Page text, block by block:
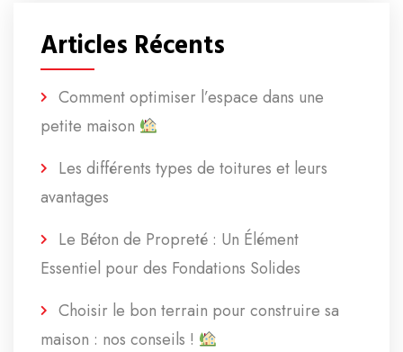
Articles Récents
Comment optimiser l’espace dans une
petite maison
Les différents types de toitures et leurs
avantages
Le Béton de Propreté : Un Élément
Essentiel pour des Fondations Solides
Choisir le bon terrain pour construire sa
maison : nos conseils !